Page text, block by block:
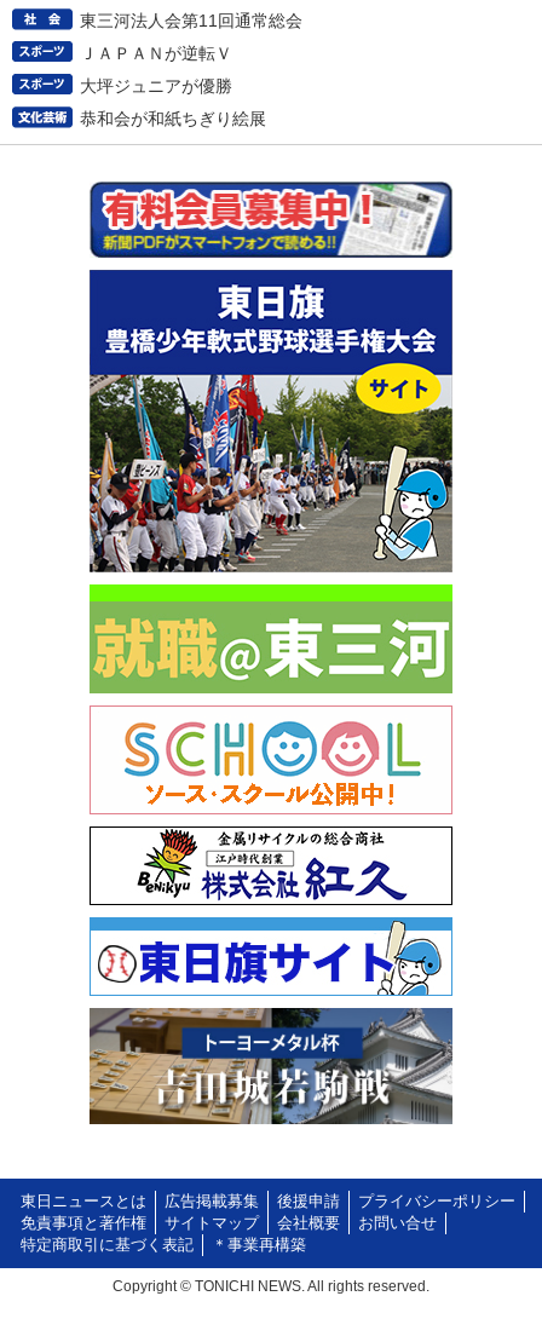
東三河法人会第11回通常総会
ＪＡＰＡＮが逆転Ｖ
大坪ジュニアが優勝
恭和会が和紙ちぎり絵展
東日ニュースとは 広告掲載募集 後援申請
プライバシーポリシー
免責事項と著作権
サイトマップ 会社概要
お問い合せ
特定商取引に基づく表記
＊事業再構築
Copyright © TONICHI NEWS. All rights reserved.